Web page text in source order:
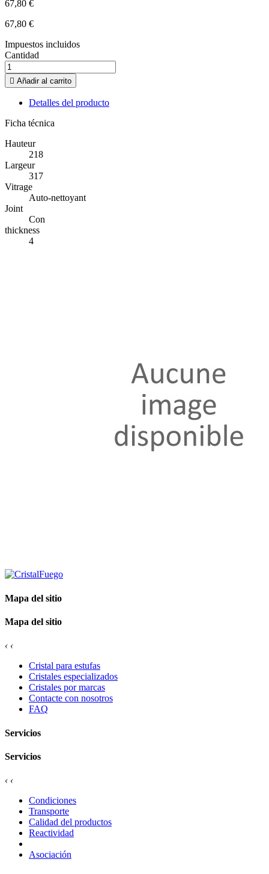
67,80 €
67,80 €
Impuestos incluidos
Cantidad
 Añadir al carrito
Detalles del producto
Ficha técnica
Hauteur
218
Largeur
317
Vitrage
Auto-nettoyant
Joint
Con
thickness
4
Mapa del sitio
Mapa del sitio
‹ ‹
Cristal para estufas
Cristales especializados
Cristales por marcas
Contacte con nosotros
FAQ
Servicios
Servicios
‹ ‹
Condiciones
Transporte
Calidad del productos
Reactividad
Asociación